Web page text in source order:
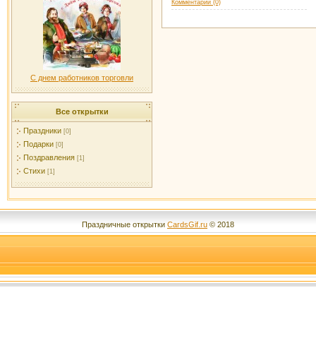
С днем работников торговли
Все открытки
Праздники [0]
Подарки [0]
Поздравления [1]
Стихи [1]
Комментарии (0)
Праздничные открытки CardsGif.ru © 2018